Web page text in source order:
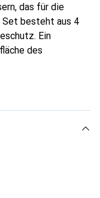
das für die
besteht aus 4
Ein
des